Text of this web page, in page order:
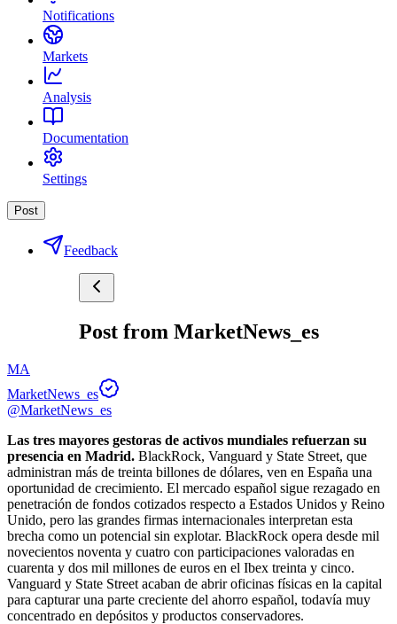
Notifications
Markets
Analysis
Documentation
Settings
Post
Feedback
Post from MarketNews_es
MA
MarketNews_es
@MarketNews_es
Las tres mayores gestoras de activos mundiales refuerzan su
presencia en Madrid. BlackRock, Vanguard y State Street, que
administran más de treinta billones de dólares, ven en España una
oportunidad de crecimiento. El mercado español sigue rezagado en
penetración de fondos cotizados respecto a Estados Unidos y Reino
Unido, pero las grandes firmas internacionales interpretan esta
brecha como un potencial sin explotar. BlackRock opera desde mil
novecientos noventa y cuatro con participaciones valoradas en
cuarenta y dos mil millones de euros en el Ibex treinta y cinco.
Vanguard y State Street acaban de abrir oficinas físicas en la capital
para capturar una parte creciente del ahorro español, todavía muy
concentrado en depósitos y productos conservadores.